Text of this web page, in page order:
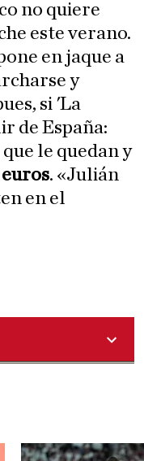
no quiere
este verano.
en jaque a
y
si 'La
de España:
le quedan y
. «Julián
en el